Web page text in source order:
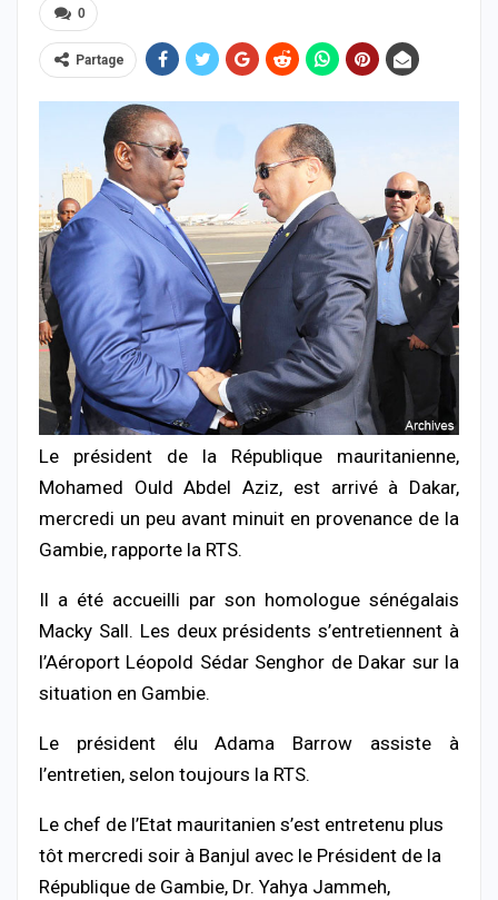
0
Partage
Le président de la République mauritanienne,
Mohamed Ould Abdel Aziz, est arrivé à Dakar,
mercredi un peu avant minuit en provenance de la
Gambie, rapporte la RTS.
Il a été accueilli par son homologue sénégalais
Macky Sall. Les deux présidents s’entretiennent à
l’Aéroport Léopold Sédar Senghor de Dakar sur la
situation en Gambie.
Le président élu Adama Barrow assiste à
l’entretien, selon toujours la RTS.
Le chef de l’Etat mauritanien s’est entretenu plus
tôt mercredi soir à Banjul avec le Président de la
République de Gambie, Dr. Yahya Jammeh,